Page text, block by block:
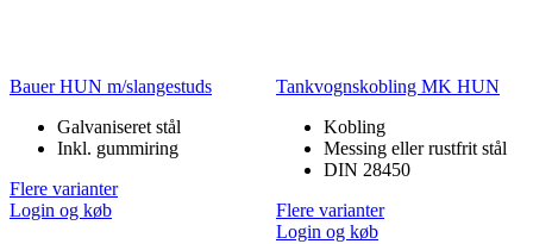
Bauer HUN m/slangestuds
Galvaniseret stål
Inkl. gummiring
Flere varianter
Login og køb
Tankvognskobling MK HUN
Kobling
Messing eller rustfrit stål
DIN 28450
Flere varianter
Login og køb